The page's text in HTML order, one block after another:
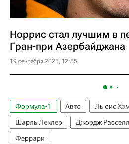
Норрис стал лучшим в
Гран-при Азербайджана
19 сентября 2025, 12:55
Формула-1 Авто
Льюис
Шарль Леклер
Джордж Расселл
Феррари